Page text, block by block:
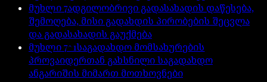
მუხლი7ადგილობრივი გადასახადის დაწესება,
შემოღება, მისი გადახდის პირობების შეცვლა
და გადასახადის გაუქმება
მუხლი7^1საგადახდო მომსახურების
პროვაიდერთან გახსნილი საგადახდო
ანგარიშის მიმართ მოთხოვნები